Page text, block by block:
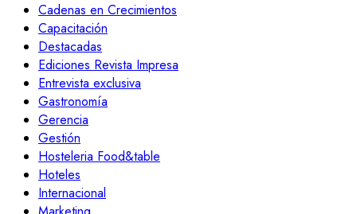
Cadenas en Crecimientos
Capacitación
Destacadas
Ediciones Revista Impresa
Entrevista exclusiva
Gastronomía
Gerencia
Gestión
Hosteleria Food&table
Hoteles
Internacional